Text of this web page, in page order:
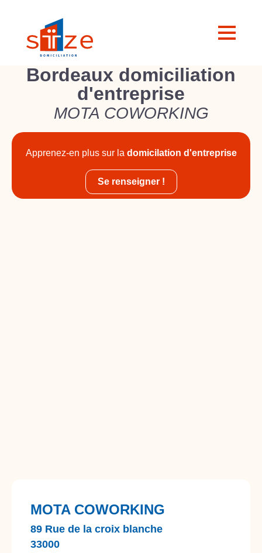
Bordeaux domiciliation
d'entreprise
MOTA COWORKING
Apprenez-en plus sur la domicilation d'entreprise
Se renseigner !
MOTA COWORKING
89 Rue de la croix blanche
33000